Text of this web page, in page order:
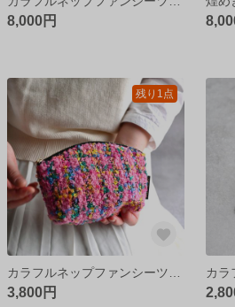
8,000円
残り1点
3,800円